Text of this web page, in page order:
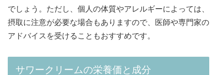
でしょう。ただし、個人の体質やアレルギーによっては、
摂取に注意が必要な場合もありますので、医師や専門家の
アドバイスを受けることもおすすめです。
サワークリームの栄養価と成分